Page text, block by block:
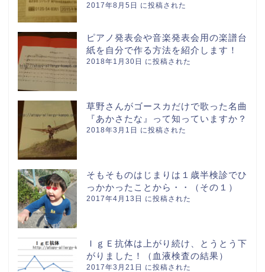
2017年8月5日 に投稿された
ピアノ発表会や音楽発表会用の楽譜台
紙を自分で作る方法を紹介します！
2018年1月30日 に投稿された
草野さんがゴースカだけで歌った名曲
『あかさたな』って知っていますか？
2018年3月1日 に投稿された
そもそものはじまりは１歳半検診でひ
っかかったことから・・（その１）
2017年4月13日 に投稿された
ＩｇＥ抗体は上がり続け、とうとう下
がりました！（血液検査の結果）
2017年3月21日 に投稿された